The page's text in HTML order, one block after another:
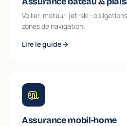
Voilier, moteur, jet-ski :
zones de navigation.
Lire le guide
Assurance mobil-home